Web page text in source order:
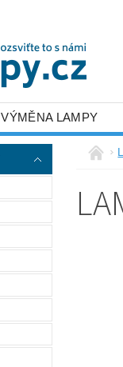
VÝMĚNA LAMPY